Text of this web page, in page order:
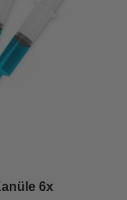
6x